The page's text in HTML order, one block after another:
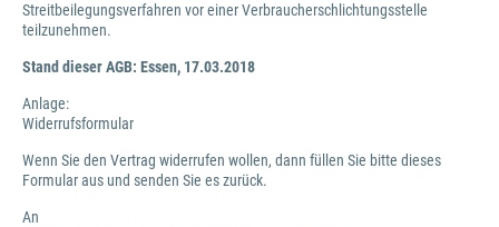
Streitbeilegungsverfahren vor einer Verbraucherschlichtungsstelle
teilzunehmen.
Stand dieser AGB: Essen, 17.03.2018
Anlage:
Widerrufsformular
Wenn Sie den Vertrag widerrufen wollen, dann füllen Sie bitte dieses
Formular aus und senden Sie es zurück.
An